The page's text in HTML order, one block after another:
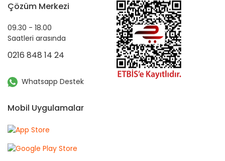
Çözüm Merkezi
09.30 - 18.00
Saatleri arasında
0216 848 14 24
Whatsapp Destek
Mobil Uygulamalar